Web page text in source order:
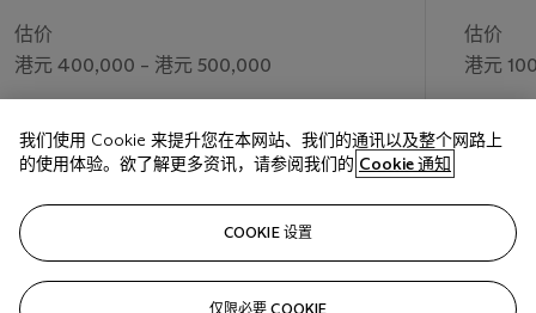
估价
港元 400,000 – 港元 500,000
港元 1,117,600
估价
港元
港元
下
我们使用 Cookie 来提升您在本网站、我们的通讯以及整个网路上
的使用体验。欲了解更多资讯，请参阅我们的 Cookie 通知
COOKIE 设置
仅限必要 COOKIE